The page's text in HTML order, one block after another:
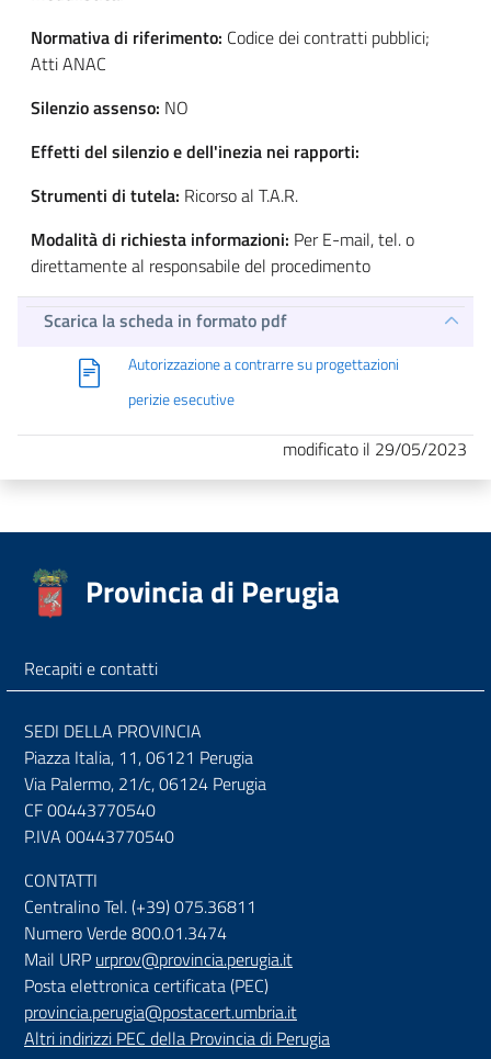
Normativa di riferimento: Codice dei contratti pubblici;
Atti ANAC
Silenzio assenso: NO
Effetti del silenzio e dell'inezia nei rapporti:
Strumenti di tutela: Ricorso al T.A.R.
Modalità di richiesta informazioni: Per E-mail, tel. o
direttamente al responsabile del procedimento
Scarica la scheda in formato pdf
Autorizzazione a contrarre su progettazioni
perizie esecutive
modificato il 29/05/2023
Provincia di Perugia
Recapiti e contatti
SEDI DELLA PROVINCIA
Piazza Italia, 11, 06121 Perugia
Via Palermo, 21/c, 06124 Perugia
CF 00443770540
P.IVA 00443770540
CONTATTI
Centralino Tel. (+39) 075.36811
Numero Verde 800.01.3474
Mail URP urprov@provincia.perugia.it
Posta elettronica certificata (PEC)
provincia.perugia@postacert.umbria.it
Altri indirizzi PEC della Provincia di Perugia